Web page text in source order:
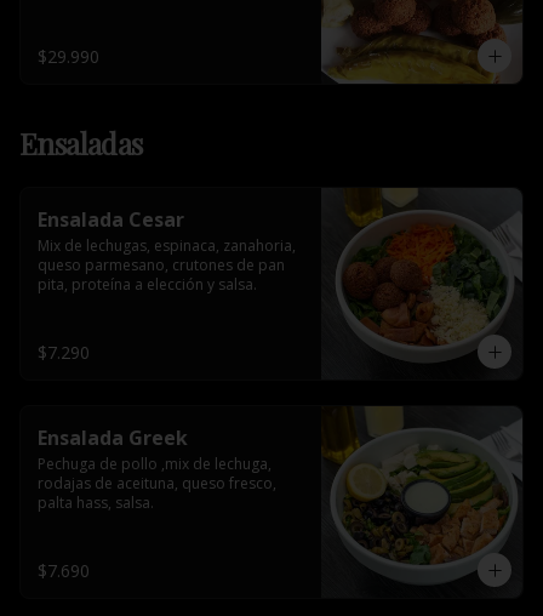
$29.990
Ensaladas
Ensalada Cesar
Mix de lechugas, espinaca, zanahoria,
queso parmesano, crutones de pan
pita, proteína a elección y salsa.
$7.290
Ensalada Greek
Pechuga de pollo ,mix de lechuga,
rodajas de aceituna, queso fresco,
palta hass, salsa.
$7.690